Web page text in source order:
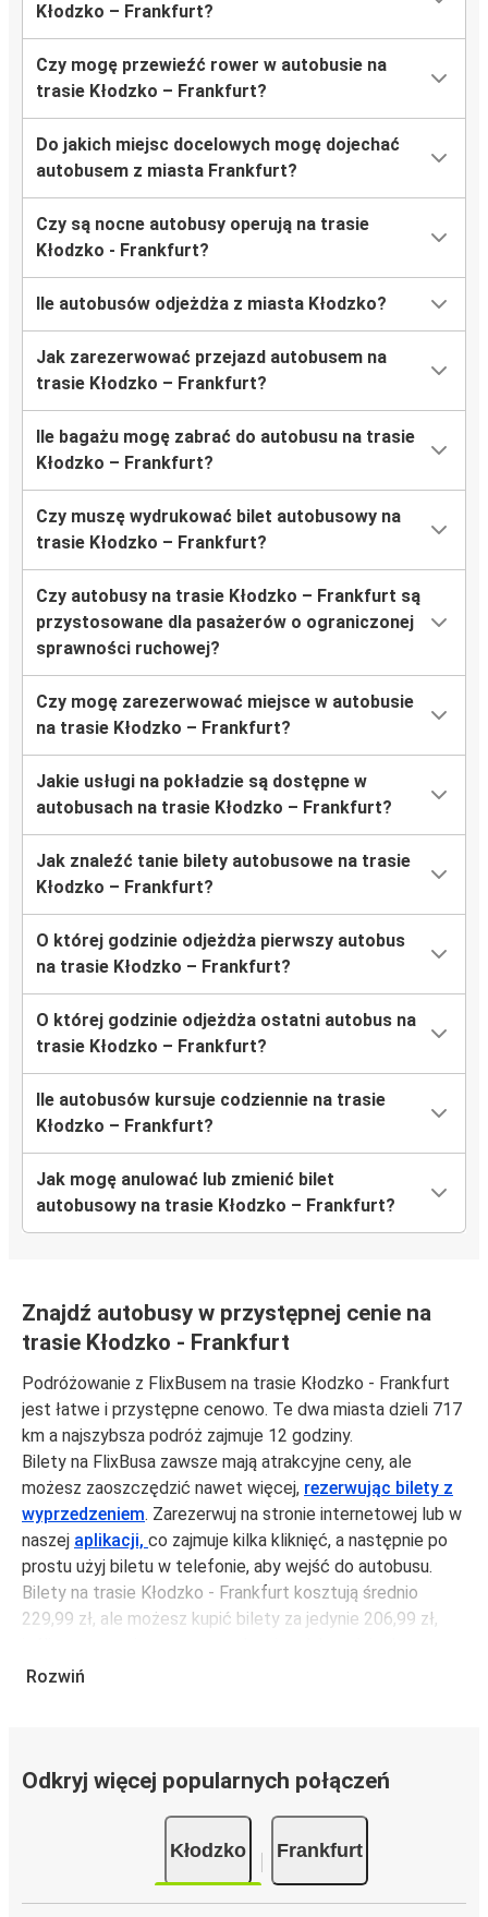
Kłodzko – Frankfurt?
Czy mogę przewieźć rower w autobusie na
trasie Kłodzko – Frankfurt?
Do jakich miejsc docelowych mogę dojechać
autobusem z miasta Frankfurt?
Czy są nocne autobusy operują na trasie
Kłodzko - Frankfurt?
Ile autobusów odjeżdża z miasta Kłodzko?
Jak zarezerwować przejazd autobusem na
trasie Kłodzko – Frankfurt?
Ile bagażu mogę zabrać do autobusu na trasie
Kłodzko – Frankfurt?
Czy muszę wydrukować bilet autobusowy na
trasie Kłodzko – Frankfurt?
Czy autobusy na trasie Kłodzko – Frankfurt są
przystosowane dla pasażerów o ograniczonej
sprawności ruchowej?
Czy mogę zarezerwować miejsce w autobusie
na trasie Kłodzko – Frankfurt?
Jakie usługi na pokładzie są dostępne w
autobusach na trasie Kłodzko – Frankfurt?
Jak znaleźć tanie bilety autobusowe na trasie
Kłodzko – Frankfurt?
O której godzinie odjeżdża pierwszy autobus
na trasie Kłodzko – Frankfurt?
O której godzinie odjeżdża ostatni autobus na
trasie Kłodzko – Frankfurt?
Ile autobusów kursuje codziennie na trasie
Kłodzko – Frankfurt?
Jak mogę anulować lub zmienić bilet
autobusowy na trasie Kłodzko – Frankfurt?
Znajdź autobusy w przystępnej cenie na
trasie Kłodzko - Frankfurt
Podróżowanie z FlixBusem na trasie Kłodzko - Frankfurt
jest łatwe i przystępne cenowo. Te dwa miasta dzieli 717
km a najszybsza podróż zajmuje 12 godziny.
Bilety na FlixBusa zawsze mają atrakcyjne ceny, ale
możesz zaoszczędzić nawet więcej, rezerwując bilety z
wyprzedzeniem. Zarezerwuj na stronie internetowej lub w
naszej aplikacji, co zajmuje kilka kliknięć, a następnie po
prostu użyj biletu w telefonie, aby wejść do autobusu.
Bilety na trasie Kłodzko - Frankfurt kosztują średnio
229,99 zł, ale możesz kupić bilety za jedynie 206,99 zł,
unikając weekendów i świąt. Aby podróżować szybko,
jedynie 12 godziny
Podróż autobusemma mniejszy wpływ na środowisko
niż podróż samochodem czy samolotem. Stale pracujemy
Rozwiń
Odkryj więcej popularnych połączeń
Kłodzko Frankfurt